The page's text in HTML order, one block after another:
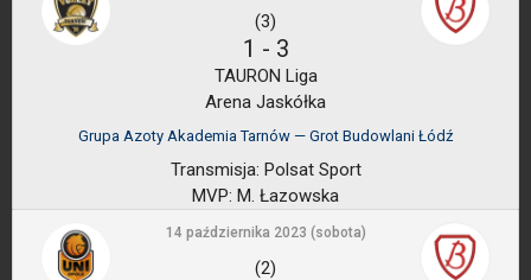
(3)
1 - 3
TAURON Liga
Arena Jaskółka
Grupa Azoty Akademia Tarnów — Grot Budowlani Łódź
Transmisja: Polsat Sport
MVP: M. Łazowska
14 października 2023 (sobota)
(2)